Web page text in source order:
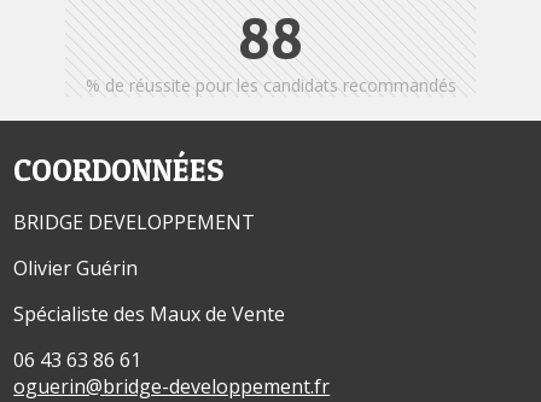
95
% de réussite pour les candidats recommandés
COORDONNÉES
BRIDGE DEVELOPPEMENT
Olivier Guérin
Spécialiste des Maux de Vente
06 43 63 86 61
oguerin@bridge-developpement.fr